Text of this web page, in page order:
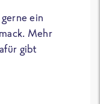
ein
Mehr
gibt